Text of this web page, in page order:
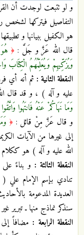
و لو تتبعت لوجدت أن
التفاصيل فيتركها لشخص
هو الكفيل ببيانها و
قال الله عَزَّ و جَلَّ : ﴿
وَيُزَكِّيهِمْ وَيُعَلِّمُهُمُ الْكِتَابَ
النقطة الثانية : ثم أنه أي
عليه و آله ) ، و قد قال
وَمَا نَهَاكُمْ عَنْهُ فَانتَهُوا
و قال عَزَّ مِنْ قائل :﴿
إلى غيرها من الآيات
الله عليه و آله ) هو
النقطة الثالثة : و بناءً
تنادي بإسم الإمام علي
العديدة المدعومة
سنذكر نماذج منها ـ تبرير
النقطة الرابعة : مضافاً